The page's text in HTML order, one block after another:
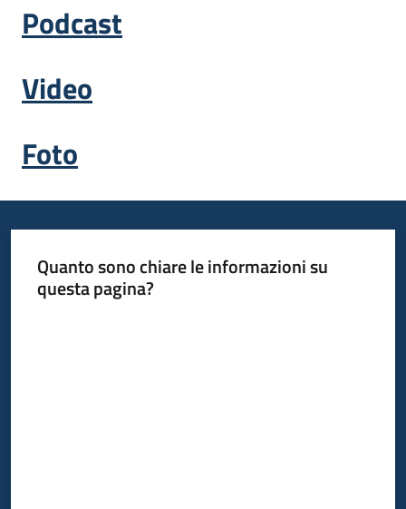
strategie
Opportunità
Progetti
Menu selezionato
Servizi
Podcast
Video
Foto
Quanto sono chiare le informazioni su
questa pagina?